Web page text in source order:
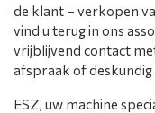
de klant – verkopen
vind u terug in ons
vrijblijvend contact
afspraak of deskundig
ESZ, uw machine